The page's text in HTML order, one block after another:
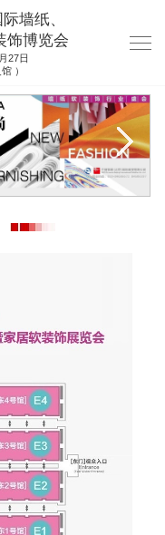
墙纸、
饰博览会
27日
）